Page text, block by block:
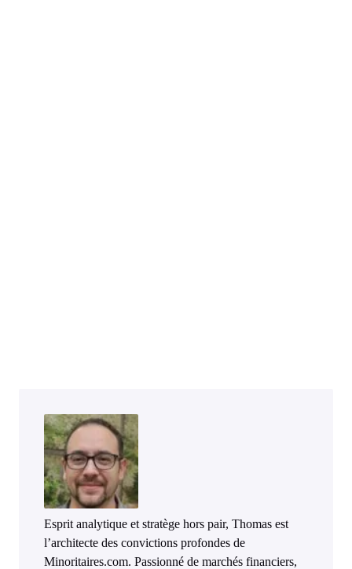
Esprit analytique et stratège hors pair, Thomas est
l’architecte des convictions profondes de
Minoritaires.com. Passionné de marchés financiers,